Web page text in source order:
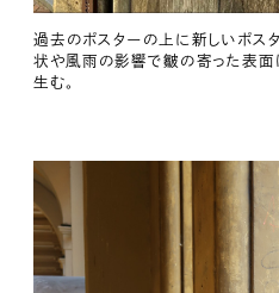
過去のポスターの上に新しいポス
状や風雨の影響で皺の寄った表面
生む。